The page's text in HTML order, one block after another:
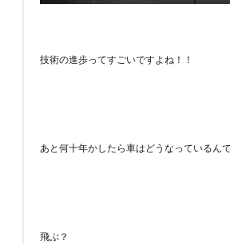
技術の進歩ってすごいですよね！！
あと何十年かしたら車はどうなっているん
飛ぶ？